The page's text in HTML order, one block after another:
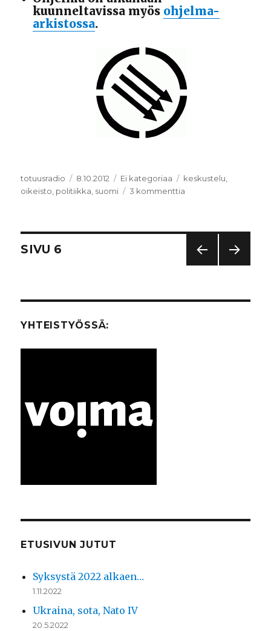
kuunneltavissa myös ohjelma-
arkistossa.
Kirjoittaja
totuusradio Julkaistu
8.10.2012 Kategoriat
Ei kategoriaa Avainsanat
keskustelu,
oikeisto, politiikka, suomi 3 kommenttia
Kotimaiset
kansainväliset
toimintatavat
Artikkelien
SIVU
SIVU 6
SIVU
YHTEISTYÖSSÄ:
ETUSIVUN JUTUT
Syksystä 2022 alkaen…
1.11.2022
Ukraina, sota, Nato IV
20.5.2022